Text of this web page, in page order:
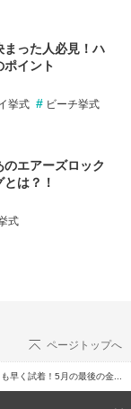
った人必見！ハ
ポイント
挙式
ビーチ挙式
のエアーズロック
は？！
式
ページトップへ
早く試着！5月の最後の金...